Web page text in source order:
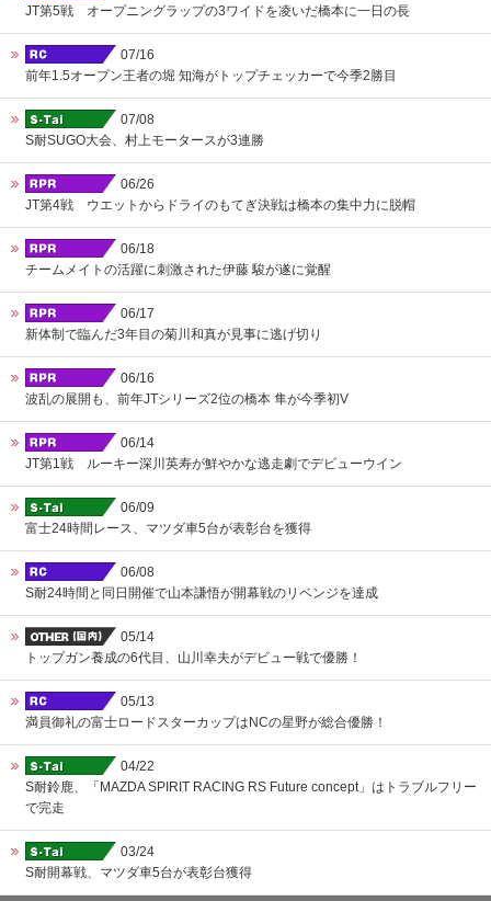
JT第5戦 オープニングラップの3ワイドを凌いだ橋本に一日の長
07/16
前年1.5オープン王者の堀 知海がトップチェッカーで今季2勝目
07/08
S耐SUGO大会、村上モータースが3連勝
06/26
JT第4戦 ウエットからドライのもてぎ決戦は橋本の集中力に脱帽
06/18
チームメイトの活躍に刺激された伊藤 駿が遂に覚醒
06/17
新体制で臨んだ3年目の菊川和真が見事に逃げ切り
06/16
波乱の展開も、前年JTシリーズ2位の橋本 隼が今季初V
06/14
JT第1戦 ルーキー深川英寿が鮮やかな逃走劇でデビューウイン
06/09
富士24時間レース、マツダ車5台が表彰台を獲得
06/08
S耐24時間と同日開催で山本謙悟が開幕戦のリベンジを達成
05/14
トップガン養成の6代目、山川幸夫がデビュー戦で優勝！
05/13
満員御礼の富士ロードスターカップはNCの星野が総合優勝！
04/22
S耐鈴鹿、「MAZDA SPIRIT RACING RS Future concept」はトラブルフリー
で完走
03/24
S耐開幕戦、マツダ車5台が表彰台獲得